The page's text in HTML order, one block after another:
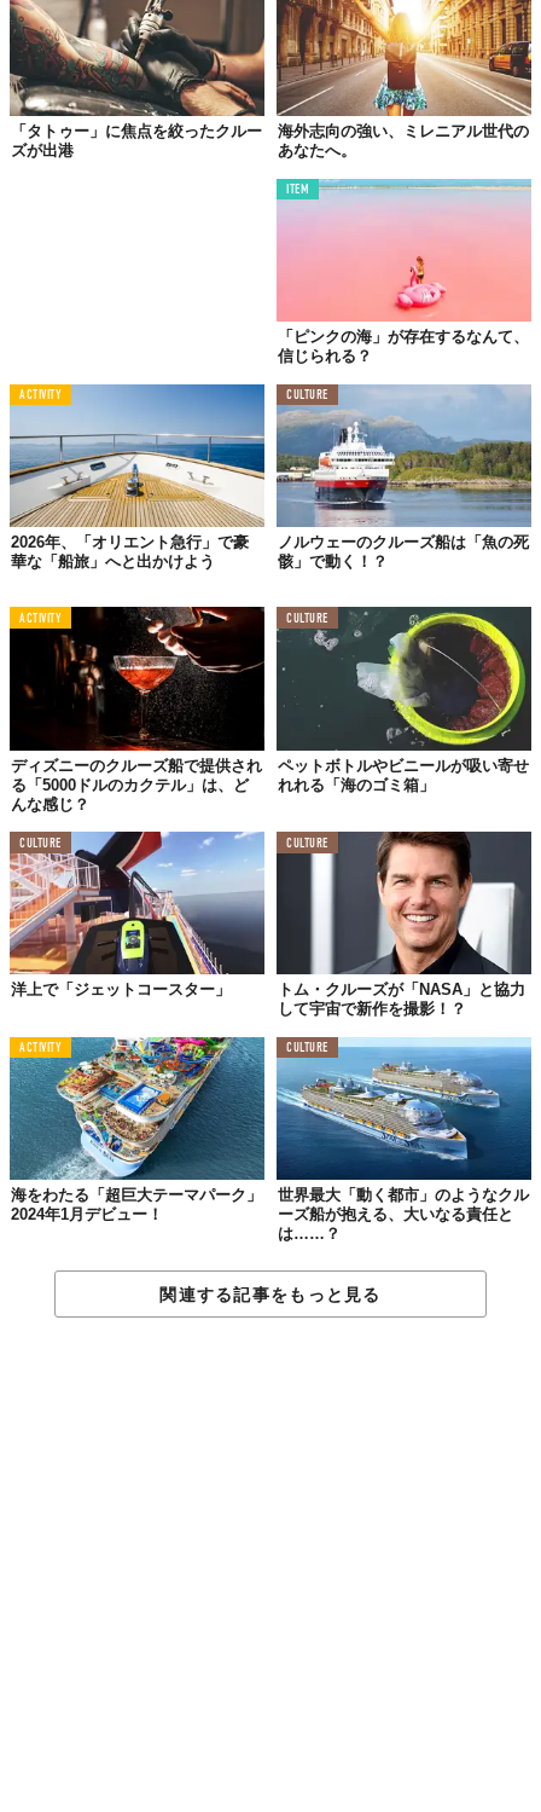
「タトゥー」に焦点を絞ったクルー
ズが出港
海外志向の強い、ミレニアル世代の
あなたへ。
ITEM
「ピンクの海」が存在するなんて、
信じられる？
ACTIVITY
2026年、「オリエント急行」で豪
華な「船旅」へと出かけよう
CULTURE
ノルウェーのクルーズ船は「魚の死
骸」で動く！？
ACTIVITY
ディズニーのクルーズ船で提供され
る「5000ドルのカクテル」は、ど
んな感じ？
CULTURE
ペットボトルやビニールが吸い寄せ
れれる「海のゴミ箱」
CULTURE
洋上で「ジェットコースター」
CULTURE
トム・クルーズが「NASA」と協力
して宇宙で新作を撮影！？
ACTIVITY
海をわたる「超巨大テーマパーク」
2024年1月デビュー！
CULTURE
世界最大「動く都市」のようなクル
ーズ船が抱える、大いなる責任と
は……？
関連する記事をもっと見る